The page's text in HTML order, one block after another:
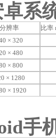
系
分辨率 比率
× 320
× 480
× 800
× 1280
× 1920
手